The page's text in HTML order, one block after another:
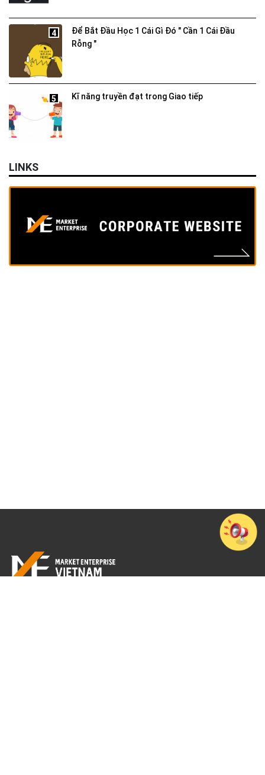
4
Để Bắt Đầu Học 1 Cái Gì Đó " Cần 1 Cái Đầu
Rỗng "
5 Kĩ năng truyền đạt trong Giao tiếp
LINKS